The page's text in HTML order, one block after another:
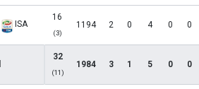
ISA
16
(3)
1194 2 0 4 0 0
32
(11)
1984 3 1 5 0 0